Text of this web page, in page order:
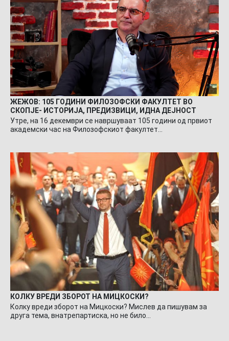
ЖЕЖОВ: 105 ГОДИНИ ФИЛОЗОФСКИ ФАКУЛТЕТ ВО
СКОПЈЕ- ИСТОРИЈА, ПРЕДИЗВИЦИ, ИДНА ДЕЈНОСТ
Утре, на 16 декември се навршуваат 105 години од првиот
академски час на Филозофскиот факултет…
КОЛКУ ВРЕДИ ЗБОРОТ НА МИЦКОСКИ?
Колку вреди зборот на Мицкоски? Мислев да пишувам за
друга тема, внатрепартиска, но не било…